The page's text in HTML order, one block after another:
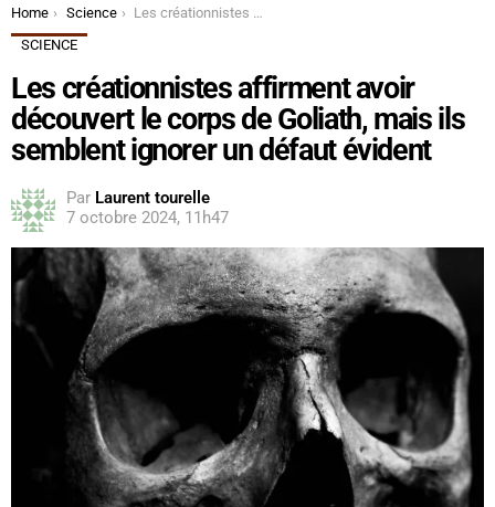
You are here:
Home Science
Les créationnistes affirment avoir découvert le corps de Goliath, mais ils semblent ignorer un défaut évident
SCIENCE
Les créationnistes affirment avoir
découvert le corps de Goliath, mais ils
semblent ignorer un défaut évident
Par Laurent tourelle
7 octobre 2024, 11h47